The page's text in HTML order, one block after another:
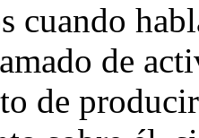
cuando
de
de